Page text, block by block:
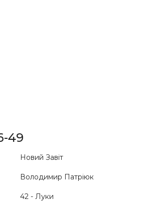
49
Новий Завіт
Володимир Патріюк
42 - Луки